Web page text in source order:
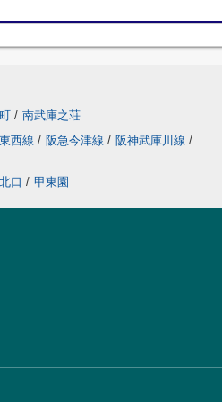
/ 南武庫之荘
東西線 / 阪急今津線 / 阪神武庫川線 /
口 / 甲東園